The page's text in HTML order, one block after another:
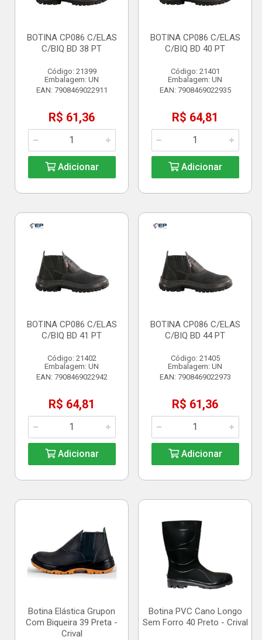
BOTINA CP086 C/ELAS
C/BIQ BD 38 PT
Código: 21399
Embalagem: UN
EAN: 7908469022911
R$ 61,36
Adicionar
BOTINA CP086 C/ELAS
C/BIQ BD 40 PT
Código: 21401
Embalagem: UN
EAN: 7908469022935
R$ 64,81
Adicionar
BOTINA CP086 C/ELAS
C/BIQ BD 41 PT
Código: 21402
Embalagem: UN
EAN: 7908469022942
R$ 64,81
Adicionar
BOTINA CP086 C/ELAS
C/BIQ BD 44 PT
Código: 21405
Embalagem: UN
EAN: 7908469022973
R$ 61,36
Adicionar
Botina Elástica Grupon
Com Biqueira 39 Preta -
Crival
Botina PVC Cano Longo
Sem Forro 40 Preto - Crival